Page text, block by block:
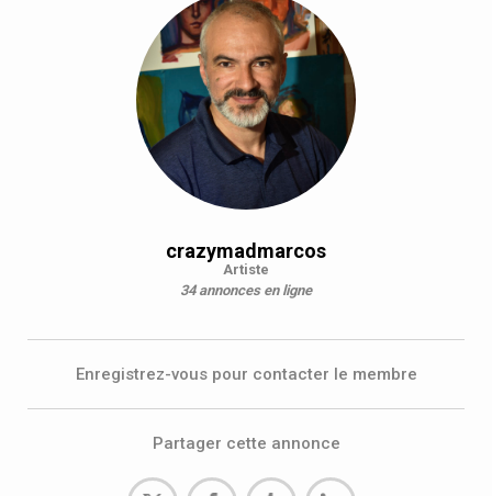
crazymadmarcos
Artiste
34 annonces en ligne
Enregistrez-vous pour contacter le membre
Partager cette annonce